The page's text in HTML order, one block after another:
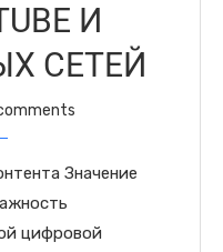
И
СЕТЕЙ
Значение
цифровой